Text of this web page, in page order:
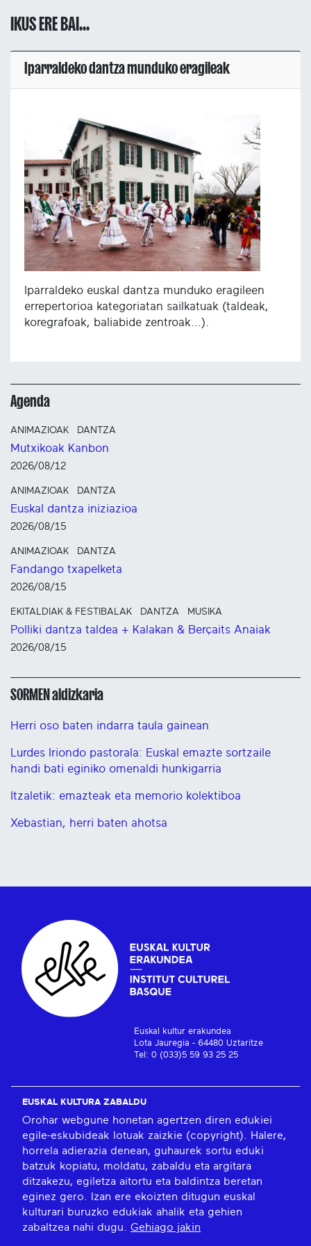
IKUS ERE BAI...
Iparraldeko dantza munduko eragileak
Iparraldeko euskal dantza munduko eragileen
errepertorioa kategoriatan sailkatuak (taldeak,
koregrafoak, baliabide zentroak...).
Agenda
ANIMAZIOAK DANTZA
Mutxikoak Kanbon
2026/08/12
ANIMAZIOAK DANTZA
Euskal dantza iniziazioa
2026/08/15
ANIMAZIOAK DANTZA
Fandango txapelketa
2026/08/15
EKITALDIAK & FESTIBALAK DANTZA MUSIKA
Polliki dantza taldea + Kalakan & Berçaits Anaiak
2026/08/15
SORMEN aldizkaria
Herri oso baten indarra taula gainean
Lurdes Iriondo pastorala: Euskal emazte sortzaile
handi bati eginiko omenaldi hunkigarria
Itzaletik: emazteak eta memorio kolektiboa
Xebastian, herri baten ahotsa
Euskal kultur erakundea
Lota Jauregia - 64480 Uztaritze
Tel: 0 (033)5 59 93 25 25
EUSKAL KULTURA ZABALDU
Orohar webgune honetan agertzen diren edukiei
egile-eskubideak lotuak zaizkie (copyright). Halere,
horrela adierazia denean, guhaurek sortu eduki
batzuk kopiatu, moldatu, zabaldu eta argitara
ditzakezu, egiletza aitortu eta baldintza beretan
eginez gero. Izan ere ekoizten ditugun euskal
kulturari buruzko edukiak ahalik eta gehien
zabaltzea nahi dugu. Gehiago jakin